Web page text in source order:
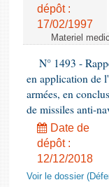
dépôt :
17/02/1997
Materiel
N° 1493 -
en application de
armées, en
de missiles anti-
Date de
dépôt :
12/12/2018
Voir le dossier